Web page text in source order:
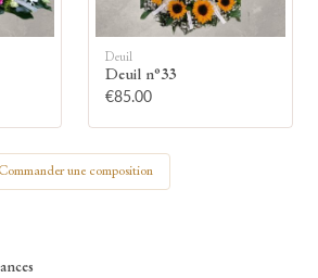
Deuil
Deuil n°33
€85.00
Commander une composition